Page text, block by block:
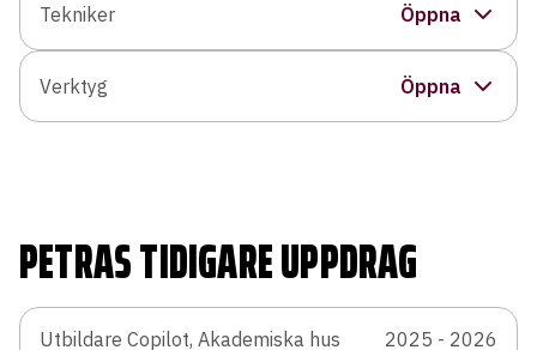
Tekniker
Dataskydd
Verktyg
ERP
PETRAS TIDIGARE UPPDRAG
Utbildare Copilot, Akademiska hus 2025 - 2026